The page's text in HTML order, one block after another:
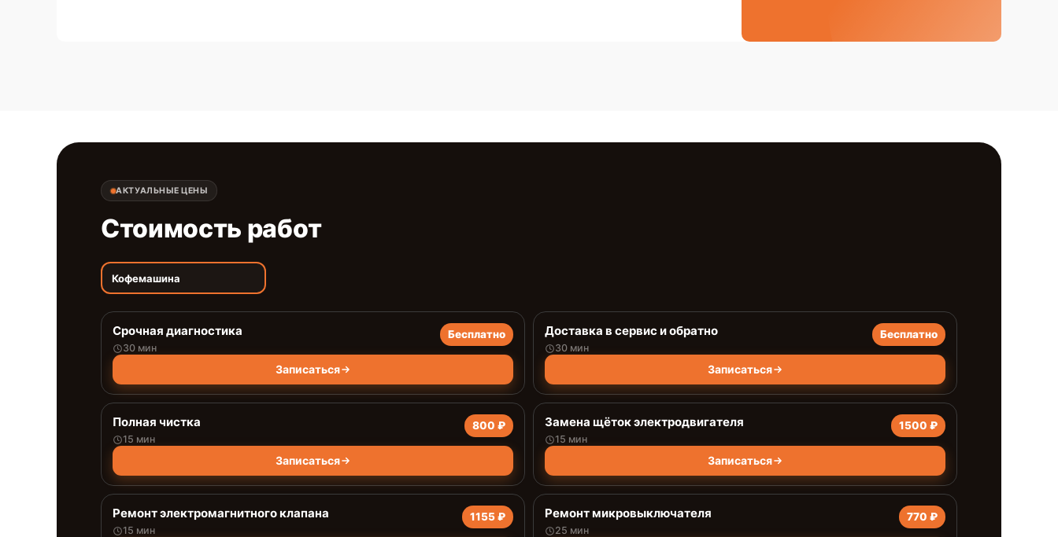
АКТУАЛЬНЫЕ ЦЕНЫ
Стоимость работ
Кофемашина
Срочная диагностика
30 мин
Бесплатно
Записаться
Доставка в сервис и обратно
30 мин
Бесплатно
Записаться
Полная чистка
15 мин
800 ₽
Записаться
Замена щёток электродвигателя
15 мин
1500 ₽
Записаться
Ремонт электромагнитного клапана
15 мин
1155 ₽ Ремонт микровыключателя
25 мин
770 ₽